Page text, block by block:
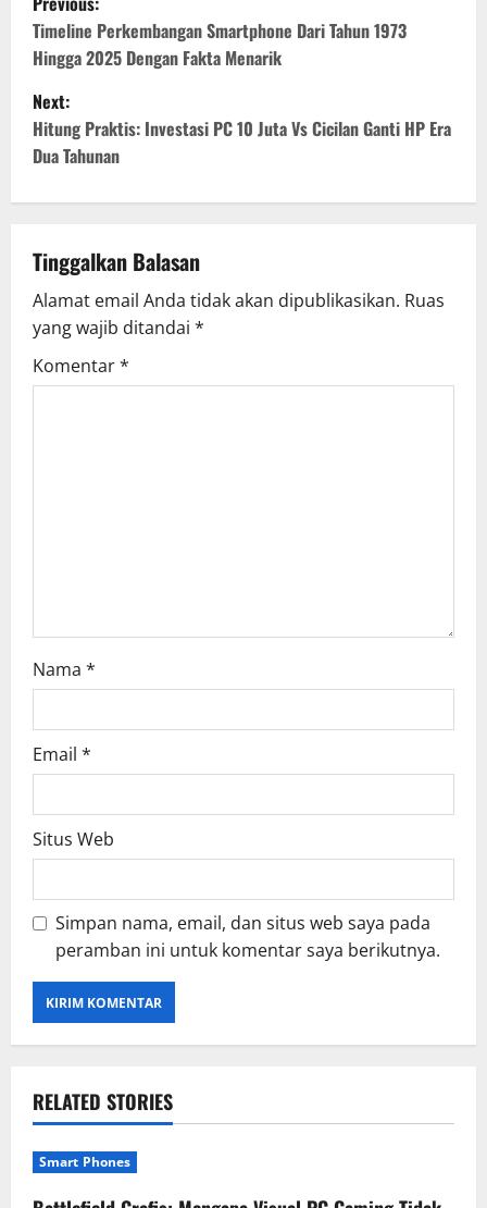
o
s
t
n
v
i
g
Timeline Perkembangan Smartphone Dari Tahun 1973
Hingga 2025 Dengan Fakta Menarik
Next:
Hitung Praktis: Investasi PC 10 Juta Vs Cicilan Ganti HP Era
Dua Tahunan
Tinggalkan Balasan
Alamat email Anda tidak akan dipublikasikan. Ruas
yang wajib ditandai *
Komentar*
Nama *
Email *
Situs Web
Simpan nama, email, dan situs web saya pada
peramban ini untuk komentar saya berikutnya.
RELATED STORIES
Smart Phones